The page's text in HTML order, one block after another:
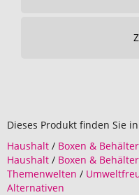
Dieses Produkt finden Sie
Haushalt / Boxen & Behälter
Haushalt / Boxen & Behälter
Themenwelten /
Alternativen